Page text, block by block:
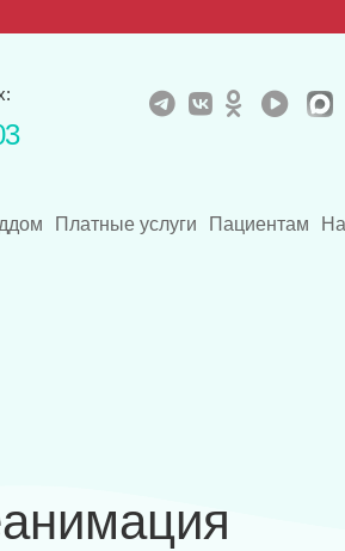
Платные услуги Пациентам